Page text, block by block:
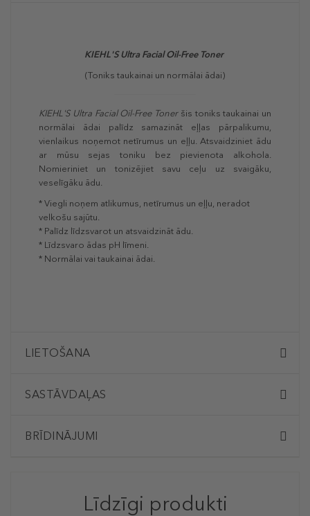
KIEHL'S Ultra Facial Oil-Free Toner
(Toniks taukainai un normālai ādai)
KIEHL'S Ultra Facial Oil-Free Toner šis toniks taukainai un
normālai ādai palīdz samazināt eļļas pārpalikumu,
vienlaikus noņemot netīrumus un eļļu. Atsvaidziniet ādu
ar mūsu sejas toniku bez pievienota alkohola.
Nomieriniet un tonizējiet savu ceļu uz svaigāku,
veselīgāku ādu.
* Viegli noņem atlikumus, netīrumus un eļļu, neradot
velkošu sajūtu.
* Palīdz līdzsvarot un atsvaidzināt ādu.
* Līdzsvaro ādas pH līmeni.
* Normālai vai taukainai ādai.
LIETOŠANA
SASTĀVDAĻAS
BRĪDINĀJUMI
Līdzīgi produkti